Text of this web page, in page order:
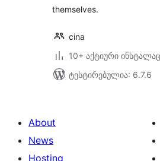
themselves.
cina
10+ აქტიური
ტესტირებულია: 6.7.6
About
News
Hosting